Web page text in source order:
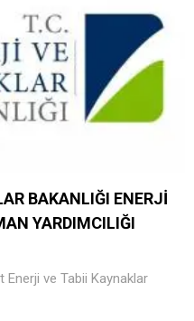
BAKANLIĞI ENERJİ
YARDIMCILIĞI
ve Tabii Kaynaklar